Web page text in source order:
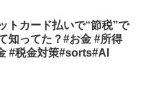
トカード払いで“節税”で
知ってた？#お金 #所得
#税金対策#sorts#AI